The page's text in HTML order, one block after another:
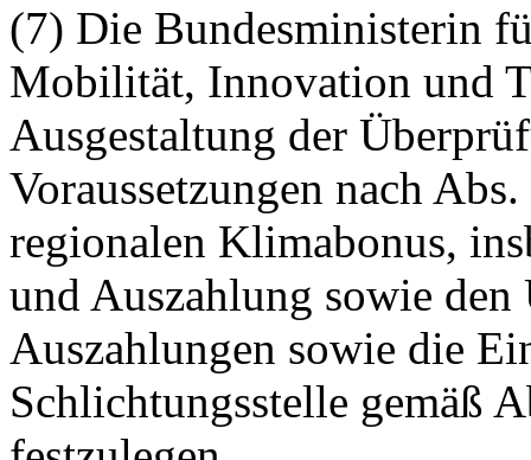
(7) Die Bundesministerin
Mobilität, Innovation und
Ausgestaltung der
Voraussetzungen nach
regionalen Klimabonus,
und Auszahlung sowie
Auszahlungen sowie die
Schlichtungsstelle gemäß